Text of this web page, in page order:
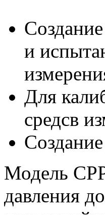
и
Для
средсв
Модель
давления